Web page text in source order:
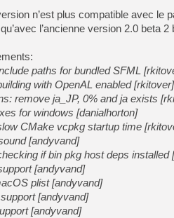
n’est plus compatible avec le
l’ancienne version 2.0 beta 2
paths for bundled SFML
with OpenAL enabled [rkitover]
remove ja_JP, 0% and ja exists
for windows [danialhorton]
CMake vcpkg startup time
[andyvand]
if bin pkg host deps installed
[andyvand]
plist [andyvand]
[andyvand]
[andyvand]